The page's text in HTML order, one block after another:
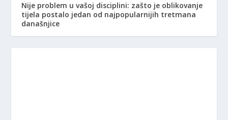
Nije problem u vašoj disciplini: zašto je oblikovanje
tijela postalo jedan od najpopularnijih tretmana
današnjice